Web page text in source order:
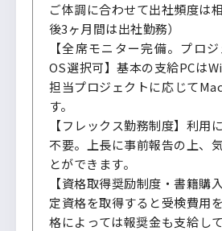
ご体調に合わせて出社頻度は
後3ヶ月間は出社勤務）
【全席モニター完備。プロ
OS選択可】基本の支給PCは
担当プロジェクトに応じて
す。
【フレックス勤務制度】利用
不要。上長に事前報告の上、
とができます。
【資格取得奨励制度・書籍購
定資格を取得すると受検費用
格によっては報奨金も支給し